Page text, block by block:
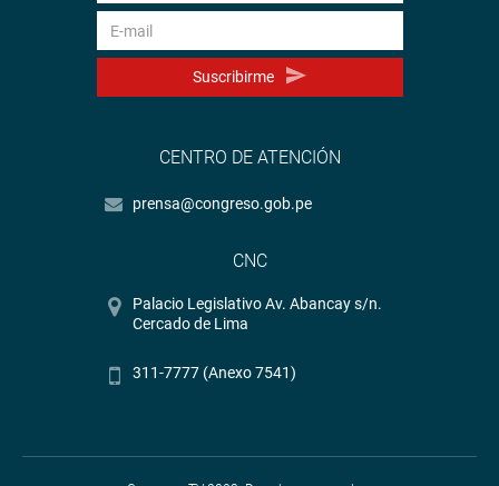
Suscribirme
CENTRO DE ATENCIÓN
prensa@congreso.gob.pe
CNC
Palacio Legislativo Av. Abancay s/n.
Cercado de Lima
311-7777 (Anexo 7541)